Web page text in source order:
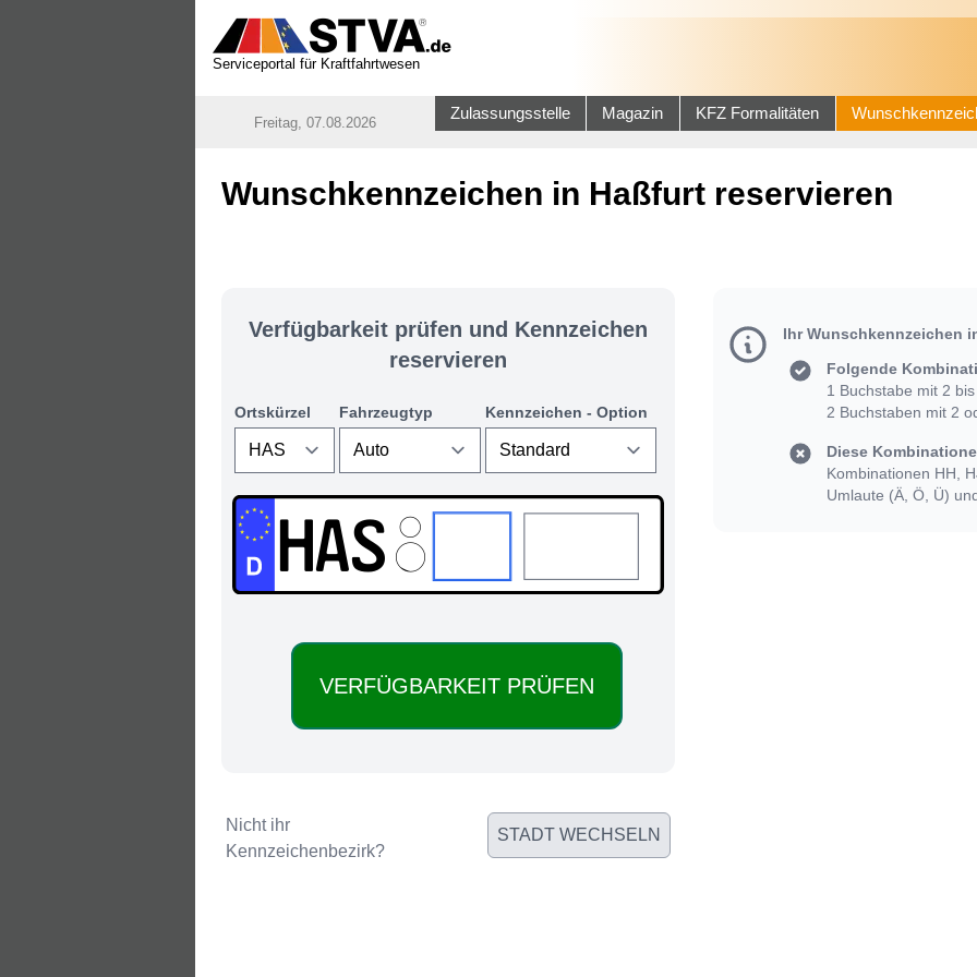
Serviceportal für Kraftfahrtwesen
Freitag, 07.08.2026
Zulassungsstelle Magazin KFZ Formalitäten
Wunschkennzeichen in Haßfurt reservieren
Verfügbarkeit prüfen und Kennzeichen
reservieren
Ortskürzel Fahrzeugtyp Kennzeichen - Option
HAS:
Nicht ihr
Kennzeichenbezirk?
STADT WECHSELN
Ihr Wunschkennzeichen
Folgende
1 Buchstabe mit 2
2 Buchstaben mit 2
Diese
Kombinationen HH,
Umlaute (Ä, Ö, Ü)